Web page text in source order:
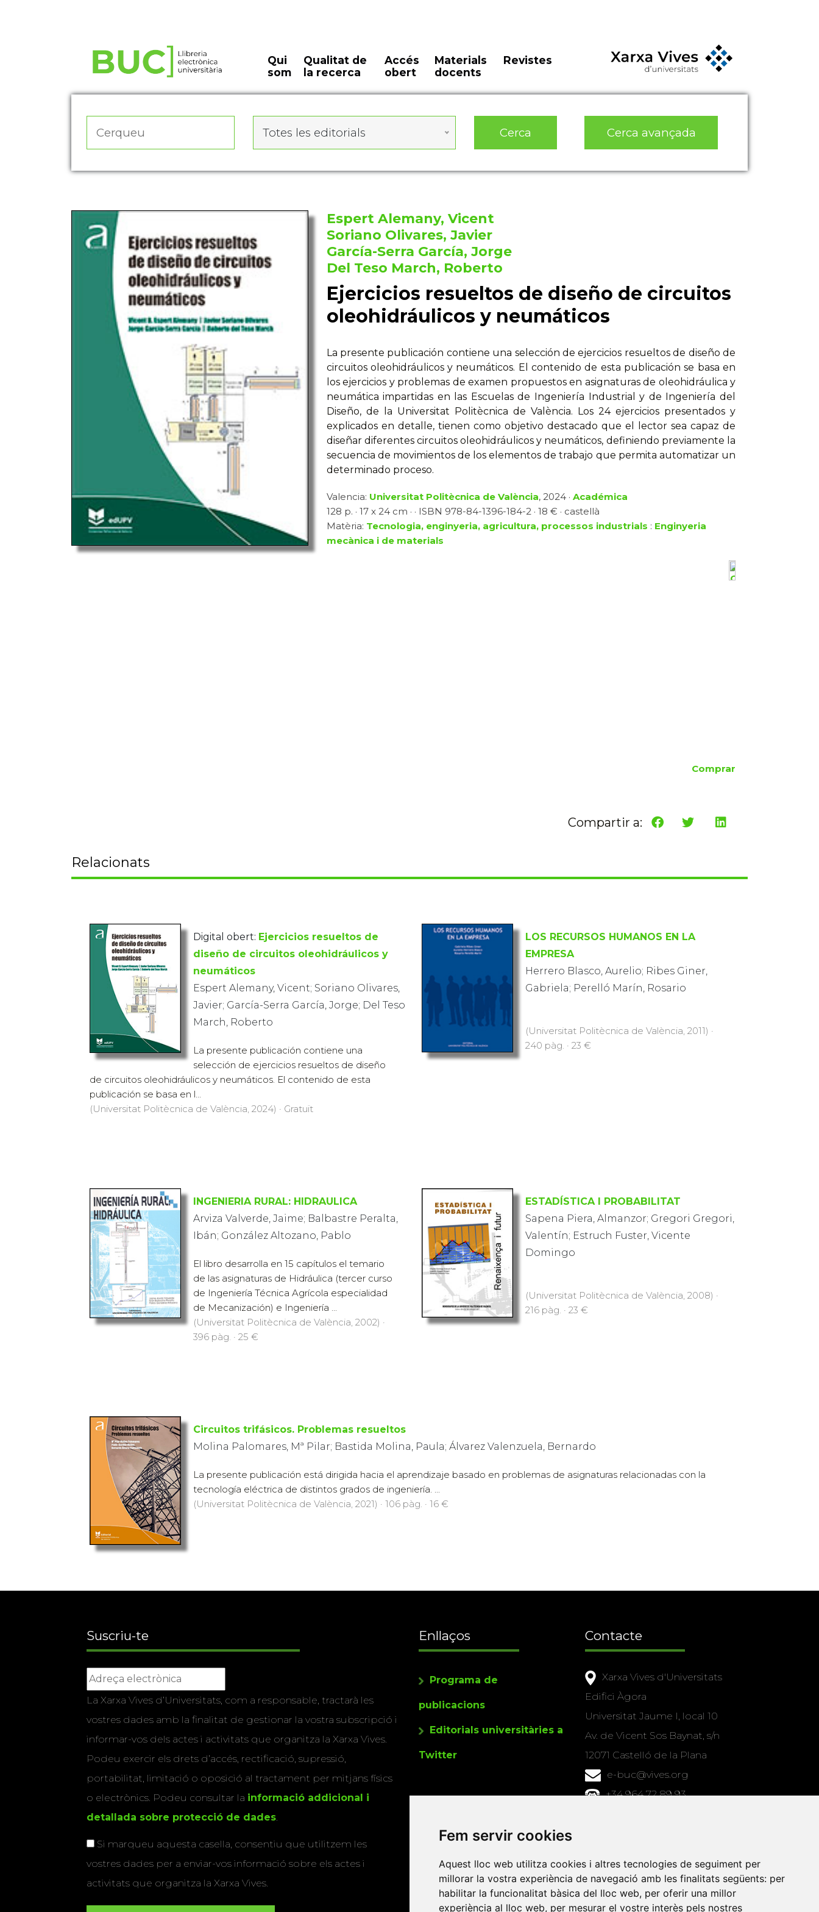
Fem servir cookies
Aquest lloc web utilitza cookies i altres tecnologies de seguiment per
millorar la vostra experiència de navegació amb les finalitats següents: per
habilitar la funcionalitat bàsica del lloc web, per oferir una millor
experiència al lloc web, per mesurar el vostre interès pels nostres
Qui
som
Qualitat de
la recerca
Accés
obert
Materials
docents
Revistes
Totes les editorials Cerca Cerca avançada
Espert Alemany, Vicent
Soriano Olivares, Javier
García-Serra García, Jorge
Del Teso March, Roberto
Ejercicios resueltos de diseño de circuitos
oleohidráulicos y neumáticos
La presente publicación contiene una selección de ejercicios resueltos de diseño de
circuitos oleohidráulicos y neumáticos. El contenido de esta publicación se basa en
los ejercicios y problemas de examen propuestos en asignaturas de oleohidráulica y
neumática impartidas en las Escuelas de Ingeniería Industrial y de Ingeniería del
Diseño, de la Universitat Politècnica de València. Los 24 ejercicios presentados y
explicados en detalle, tienen como objetivo destacado que el lector sea capaz de
diseñar diferentes circuitos oleohidráulicos y neumáticos, definiendo previamente la
secuencia de movimientos de los elementos de trabajo que permita automatizar un
determinado proceso.
Valencia: Universitat Politècnica de València, 2024 · Académica
128 p. · 17 x 24 cm · · ISBN 978-84-1396-184-2 · 18 € · castellà
Matèria: Tecnologia, enginyeria, agricultura, processos industrials : Enginyeria
mecànica i de materials
Comprar
Compartir a:
Relacionats
Digital obert: Ejercicios resueltos de
diseño de circuitos oleohidráulicos y
neumáticos
Espert Alemany, Vicent; Soriano Olivares,
Javier; García-Serra García, Jorge; Del Teso
March, Roberto
La presente publicación contiene una
selección de ejercicios resueltos de diseño
de circuitos oleohidráulicos y neumáticos. El contenido de esta
publicación se basa en l...
(Universitat Politècnica de València, 2024) · Gratuït
LOS RECURSOS HUMANOS EN LA
EMPRESA
Herrero Blasco, Aurelio; Ribes Giner,
Gabriela; Perelló Marín, Rosario
(Universitat Politècnica de València, 2011) ·
240 pàg. · 23 €
INGENIERIA RURAL: HIDRAULICA
Arviza Valverde, Jaime; Balbastre Peralta,
Ibán; González Altozano, Pablo
El libro desarrolla en 15 capítulos el temario
de las asignaturas de Hidráulica (tercer curso
de Ingeniería Técnica Agrícola especialidad
de Mecanización) e Ingeniería ...
(Universitat Politècnica de València, 2002) ·
396 pàg. · 25 €
ESTADÍSTICA I PROBABILITAT
Sapena Piera, Almanzor; Gregori Gregori,
Valentín; Estruch Fuster, Vicente
Domingo
(Universitat Politècnica de València, 2008) ·
216 pàg. · 23 €
Circuitos trifásicos. Problemas resueltos
Molina Palomares, Mª Pilar; Bastida Molina, Paula; Álvarez Valenzuela, Bernardo
La presente publicación está dirigida hacia el aprendizaje basado en problemas de asignaturas relacionadas con la
tecnología eléctrica de distintos grados de ingeniería. ...
(Universitat Politècnica de València, 2021) · 106 pàg. · 16 €
Suscriu-te
La Xarxa Vives d’Universitats, com a responsable, tractarà les
vostres dades amb la finalitat de gestionar la vostra subscripció i
informar-vos dels actes i activitats que organitza la Xarxa Vives.
Podeu exercir els drets d’accés, rectificació, supressió,
portabilitat, limitació o oposició al tractament per mitjans físics
o electrònics. Podeu consultar la informació addicional i
detallada sobre protecció de dades
Si marqueu aquesta casella, consentiu que utilitzem les
vostres dades per a enviar-vos informació sobre els actes i
activitats que organitza la Xarxa Vives.
Enllaços
Programa de
publicacions
Editorials universitàries a
Twitter
Contacte
Xarxa Vives d'Universitats
Edifici Àgora
Universitat Jaume I, local 10
Av. de Vicent Sos Baynat, s/n
12071 Castelló de la Plana
e-buc@vives.org
+34 964 72 89 93